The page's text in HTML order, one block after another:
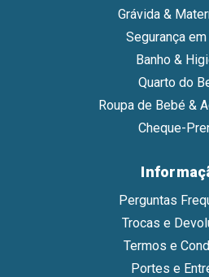
Grávida &
Segurança
Banho &
Quarto do
Roupa de Bebé &
Cheque-
Perguntas
Trocas e
Termos e
Portes e